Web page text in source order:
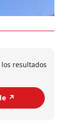
resultados
↗️